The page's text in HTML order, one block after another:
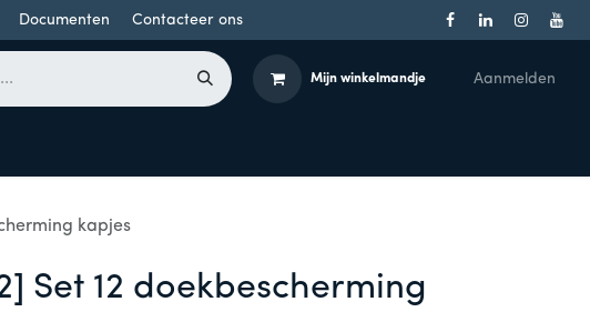
Documenten Contacteer ons
Mijn winkelmandje Aanmelden
kapjes
Set 12 doekbescherming